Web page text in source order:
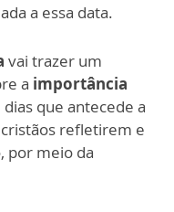
a essa data.
vai trazer um
a importância
que antecede a
refletirem e
por meio da